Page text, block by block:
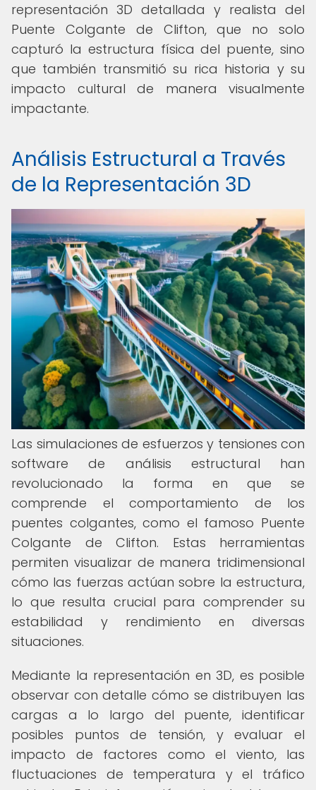
representación 3D detallada y realista del
Puente Colgante de Clifton, que no solo
capturó la estructura física del puente, sino
que también transmitió su rica historia y su
impacto cultural de manera visualmente
impactante.
Análisis Estructural a Través
de la Representación 3D
Las simulaciones de esfuerzos y tensiones con
software de análisis estructural han
revolucionado la forma en que se
comprende el comportamiento de los
puentes colgantes, como el famoso Puente
Colgante de Clifton. Estas herramientas
permiten visualizar de manera tridimensional
cómo las fuerzas actúan sobre la estructura,
lo que resulta crucial para comprender su
estabilidad y rendimiento en diversas
situaciones.
Mediante la representación en 3D, es posible
observar con detalle cómo se distribuyen las
cargas a lo largo del puente, identificar
posibles puntos de tensión, y evaluar el
impacto de factores como el viento, las
fluctuaciones de temperatura y el tráfico